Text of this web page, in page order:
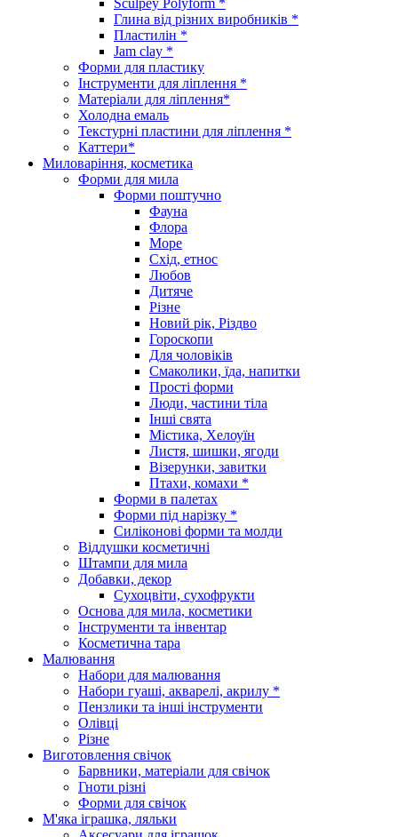
Глина від різних виробників *
Пластилін *
Jam clay *
Форми для пластику
Інструменти для ліплення *
Матеріали для ліплення*
Холодна емаль
Текстурні пластини для ліплення *
Каттери*
Миловаріння, косметика
Форми для мила
Форми поштучно
Фауна
Флора
Море
Схід, етнос
Любов
Дитяче
Різне
Новий рік, Різдво
Гороскопи
Для чоловіків
Смаколики, їда, напитки
Прості форми
Люди, частини тіла
Інші свята
Містика, Хелоуїн
Листя, шишки, ягоди
Візерунки, завитки
Птахи, комахи *
Форми в палетах
Форми під нарізку *
Силіконові форми та молди
Віддушки косметичні
Штампи для мила
Добавки, декор
Сухоцвіти, сухофрукти
Основа для мила, косметики
Інструменти та інвентар
Косметична тара
Малювання
Набори для малювання
Набори гуаші, акварелі, акрилу *
Пензлики та інші інструменти
Олівці
Різне
Виготовлення свічок
Барвники, матеріали для свічок
Гноти різні
Форми для свічок
М'яка іграшка, ляльки